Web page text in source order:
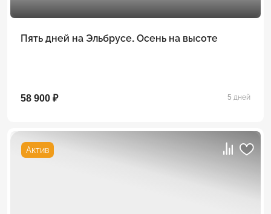
Пять дней на Эльбрусе. Осень на высоте
58 900 ₽ 5 дней
Актив